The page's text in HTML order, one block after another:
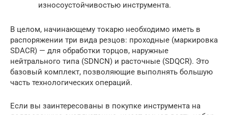
износоустойчивостью инструмента.
В целом, начинающему токарю необходимо иметь в
распоряжении три вида резцов: проходные (маркировка
SDACR) — для обработки торцов, наружные
нейтрального типа (SDNCN) и расточные (SDQCR). Это
базовый комплект, позволяющие выполнять большую
часть технологических операций.
Если вы заинтересованы в покупке инструмента на